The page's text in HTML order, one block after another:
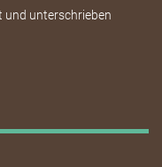
und unterschrieben